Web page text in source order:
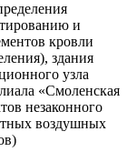
и
кровли
здания
узла
«Смоленская
незаконного
воздушных